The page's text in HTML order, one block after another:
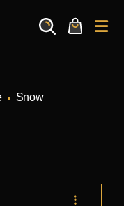
SearchCart
Snow